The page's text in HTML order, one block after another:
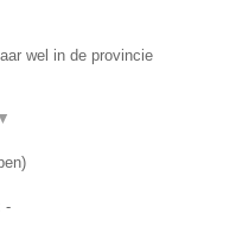
wel in de provincie
▼
)
-